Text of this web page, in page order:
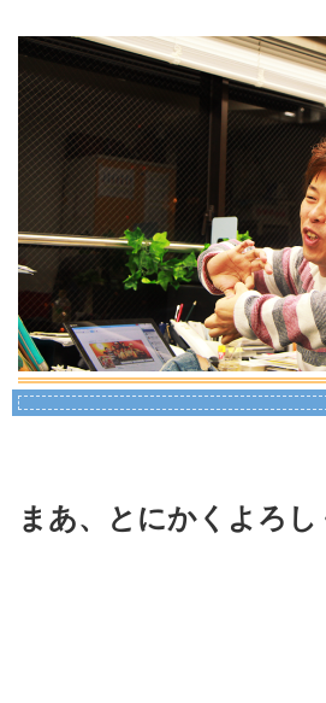
まあ、とにかくよろし